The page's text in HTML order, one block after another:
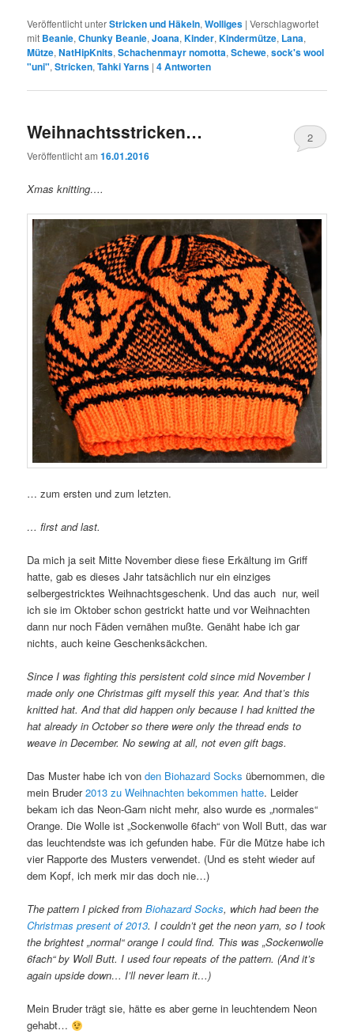
Veröffentlicht unterStricken und Häkeln,Wolliges |Verschlagwortet
mit Beanie,Chunky Beanie,Joana,Kinder,Kindermütze, Lana,
Mütze,NatHipKnits,Schachenmayr nomotta,Schewe,sock's wool
"uni",Stricken,Tahki Yarns |4Antworten
Weihnachtsstricken…
Veröffentlicht am16.01.2016
2
Xmas knitting….
… zum ersten und zum letzten.
… first and last.
Da mich ja seit Mitte November diese fiese Erkältung im Griff
hatte, gab es dieses Jahr tatsächlich nur ein einziges
selbergestricktes Weihnachtsgeschenk. Und das auch nur, weil
ich sie im Oktober schon gestrickt hatte und vor Weihnachten
dann nur noch Fäden vernähen mußte. Genäht habe ich gar
nichts, auch keine Geschenksäckchen.
Since I was fighting this persistent cold since mid November I
made only one Christmas gift myself this year. And that’s this
knitted hat. And that did happen only because I had knitted the
hat already in October so there were only the thread ends to
weave in December. No sewing at all, not even gift bags.
Das Muster habe ich vonden Biohazard Socks übernommen, die
mein Bruder2013 zu Weihnachten bekommen hatte. Leider
bekam ich das Neon-Garn nicht mehr, also wurde es „normales“
Orange. Die Wolle ist „Sockenwolle 6fach“ von Woll Butt, das war
das leuchtendste was ich gefunden habe. Für die Mütze habe ich
vier Rapporte des Musters verwendet. (Und es steht wieder auf
dem Kopf, ich merk mir das doch nie…)
The pattern I picked fromBiohazard Socks, which had been the
Christmas present of 2013. I couldn’t get the neon yarn, so I took
the brightest „normal“ orange I could find. This was „Sockenwolle
6fach“ by Woll Butt. I used four repeats of the pattern. (And it’s
again upside down… I’ll never learn it…)
Mein Bruder trägt sie, hätte es aber gerne in leuchtendem Neon
gehabt…